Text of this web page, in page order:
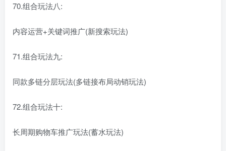
70.组合玩法八:
内容运营+关键词推广(新搜索玩法)
71.组合玩法九:
同款多链分层玩法(多链接布局动销玩法)
72.组合玩法十:
长周期购物车推广玩法(蓄水玩法)